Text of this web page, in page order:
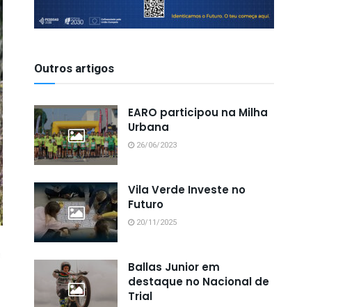
Outros artigos
EARO participou na Milha
Urbana
26/06/2023
Vila Verde Investe no
Futuro
20/11/2025
Ballas Junior em
destaque no Nacional de
Trial